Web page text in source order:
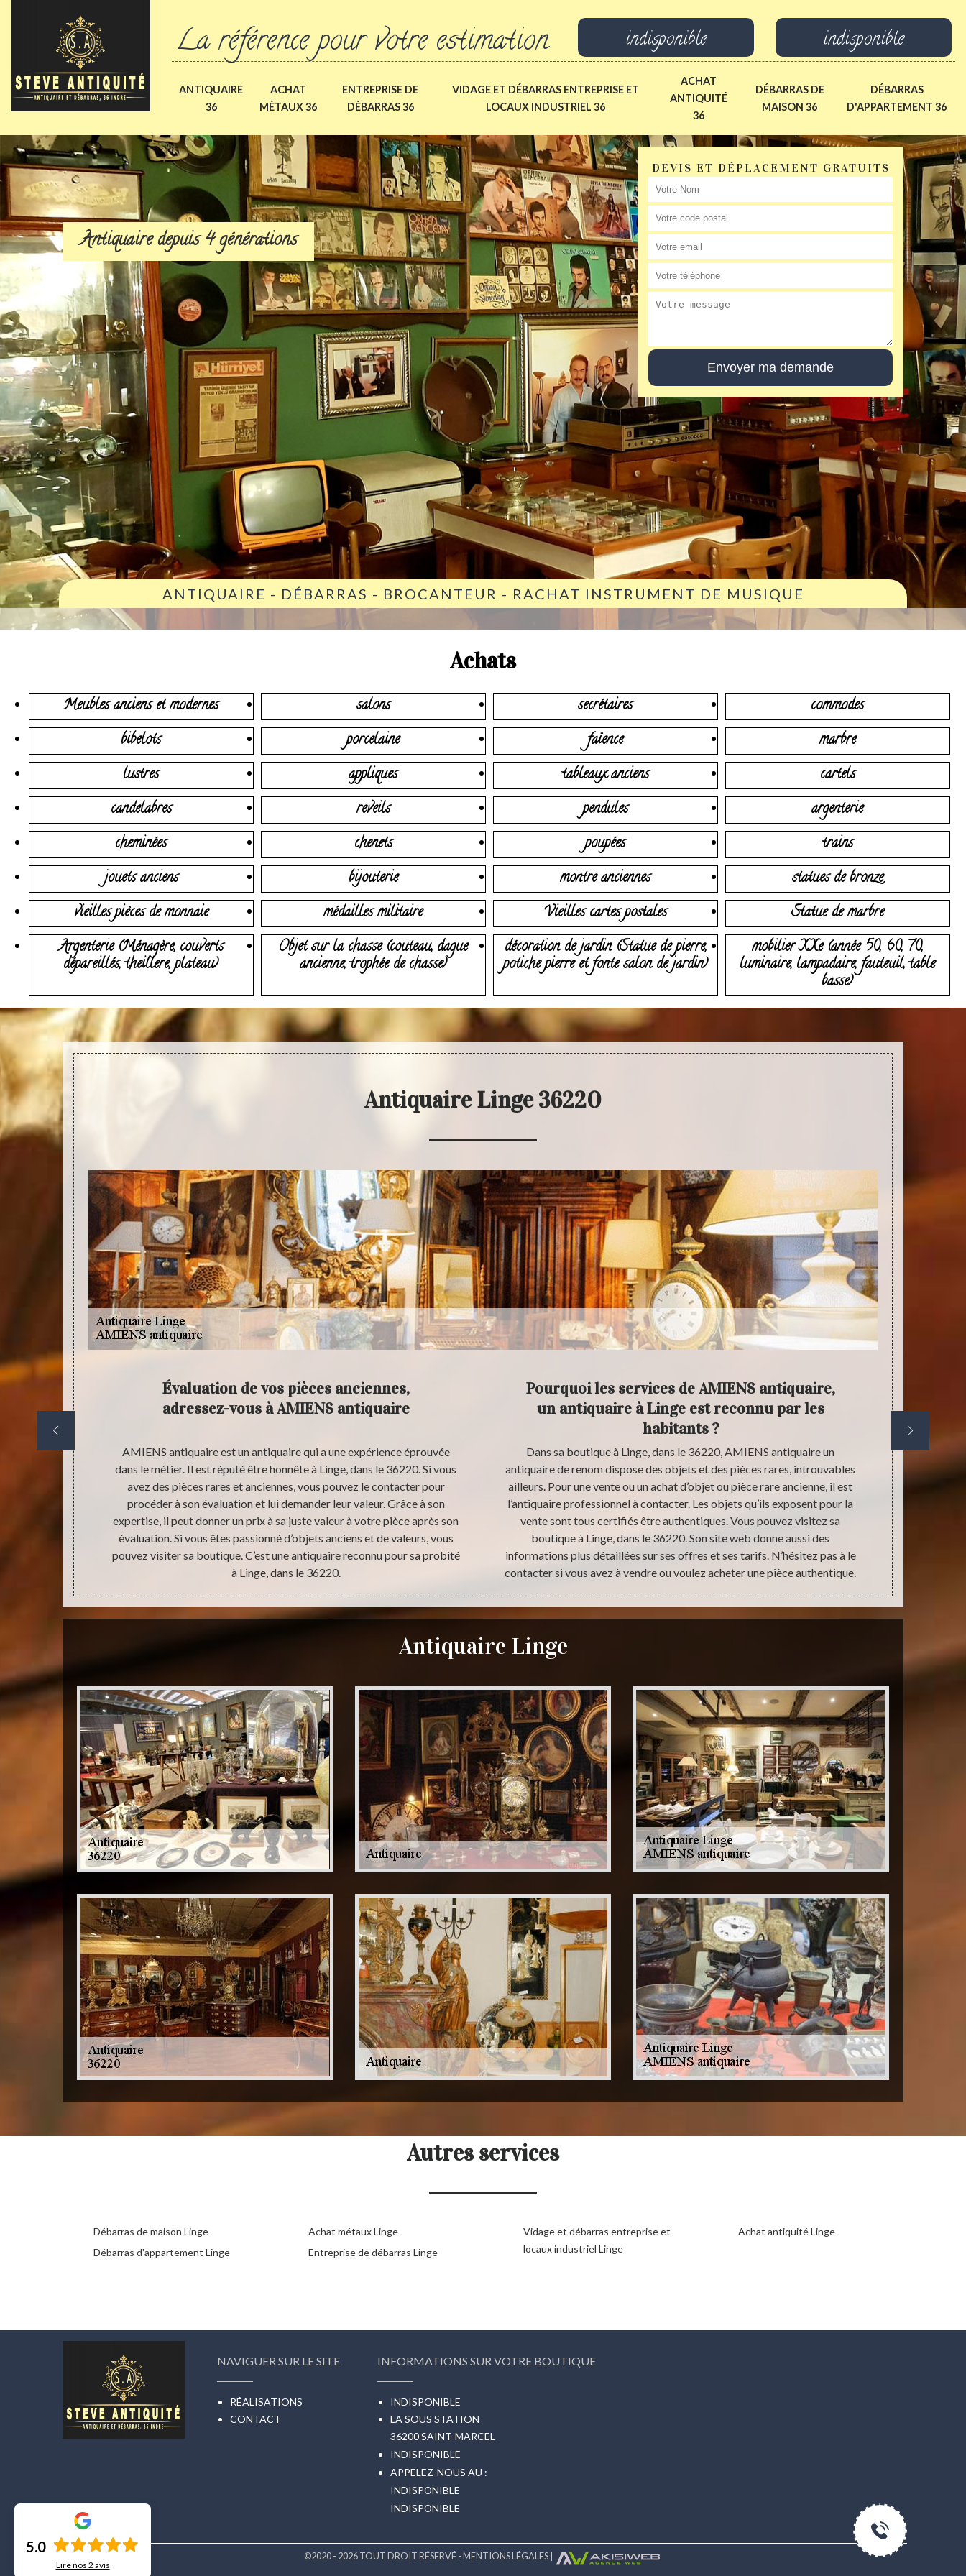
La référence pour votre estimation indisponible indisponible
ANTIQUAIRE
36
ACHAT
MÉTAUX 36
ENTREPRISE DE
DÉBARRAS 36
VIDAGE ET DÉBARRAS ENTREPRISE ET
LOCAUX INDUSTRIEL 36
ACHAT
ANTIQUITÉ
36
DÉBARRAS DE
MAISON 36
DÉBARRAS
D'APPARTEMENT 36
Antiquaire depuis 4 générations
DEVIS ET DÉPLACEMENT GRATUITS
ANTIQUAIRE - DÉBARRAS - BROCANTEUR - RACHAT INSTRUMENT DE MUSIQUE
Achats
Meubles anciens et modernes salons secrétaires
commodes
bibelots
porcelaine faïence
marbre
lustres
appliques tableaux anciens
cartels
candelabres
reveils pendules
argenterie
cheminées
chenets poupées
trains
jouets anciens
bijouterie montre anciennes
statues de bronze
vieilles pièces de monnaie
médailles militaire Vieilles cartes postales
Statue de marbre
Argenterie (Ménagère, couverts
dépareillés, theillere, plateau)
Objet sur la chasse (couteau, dague
ancienne, trophée de chasse)
décoration de jardin (Statue de pierre,
potiche pierre et fonte salon de jardin)
mobilier XXe (année 50, 60, 70,
luminaire, lampadaire, fauteuil, table
basse)
Antiquaire Linge 36220
vous
Évaluation de vos pièces anciennes,
adressez-vous à AMIENS antiquaire
AMIENS antiquaire est un antiquaire qui a une expérience éprouvée
dans le métier. Il est réputé être honnête à Linge, dans le 36220. Si vous
avez des pièces rares et anciennes, vous pouvez le contacter pour
procéder à son évaluation et lui demander leur valeur. Grâce à son
expertise, il peut donner un prix à sa juste valeur à votre pièce après son
évaluation. Si vous êtes passionné d’objets anciens et de valeurs, vous
pouvez visiter sa boutique. C’est une antiquaire reconnu pour sa probité
à Linge, dans le 36220.
Pourquoi les services de AMIENS antiquaire,
un antiquaire à Linge est reconnu par les
habitants ?
Dans sa boutique à Linge, dans le 36220, AMIENS antiquaire un
antiquaire de renom dispose des objets et des pièces rares, introuvables
ailleurs. Pour une vente ou un achat d’objet ou pièce rare ancienne, il est
l’antiquaire professionnel à contacter. Les objets qu’ils exposent pour la
vente sont tous certifiés être authentiques. Vous pouvez visitez sa
boutique à Linge, dans le 36220. Son site web donne aussi des
informations plus détaillées sur ses offres et ses tarifs. N’hésitez pas à le
contacter si vous avez à vendre ou voulez acheter une pièce authentique.
Le
Linge,
Antiquaire Linge
Autres services
Débarras de maison Linge
Débarras d'appartement Linge
Achat métaux Linge
Entreprise de débarras Linge
Vidage et débarras entreprise et
locaux industriel Linge
Achat antiquité Linge
NAVIGUER SUR LE SITE
RÉALISATIONS
CONTACT
INFORMATIONS SUR VOTRE BOUTIQUE
INDISPONIBLE
LA SOUS STATION
36200 SAINT-MARCEL
INDISPONIBLE
APPELEZ-NOUS AU :
INDISPONIBLE
INDISPONIBLE
©2020 - 2026 TOUT DROIT RÉSERVÉ -MENTIONS LÉGALES
5.0
Lire nos 2 avis